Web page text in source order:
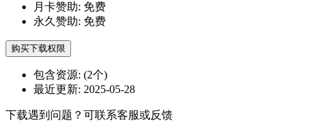
月卡赞助: 免费
永久赞助: 免费
购买下载权限
包含资源: (2个)
最近更新: 2025-05-28
下载遇到问题？可联系客服或反馈